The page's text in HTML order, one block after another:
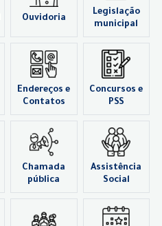
Ouvidoria
Legislação
municipal
Endereços e
Contatos
Concursos e
PSS
Chamada
pública
Assistência
Social